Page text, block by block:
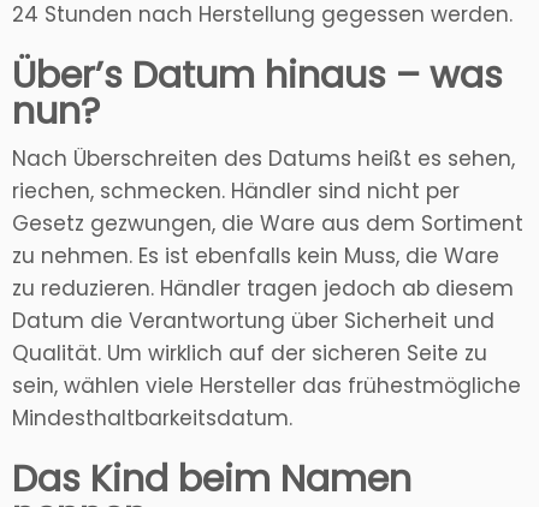
24 Stunden nach Herstellung gegessen werden.
Über’s Datum hinaus – was
nun?
Nach Überschreiten des Datums heißt es sehen,
riechen, schmecken. Händler sind nicht per
Gesetz gezwungen, die Ware aus dem Sortiment
zu nehmen. Es ist ebenfalls kein Muss, die Ware
zu reduzieren. Händler tragen jedoch ab diesem
Datum die Verantwortung über Sicherheit und
Qualität. Um wirklich auf der sicheren Seite zu
sein, wählen viele Hersteller das frühestmögliche
Mindesthaltbarkeitsdatum.
Das Kind beim Namen